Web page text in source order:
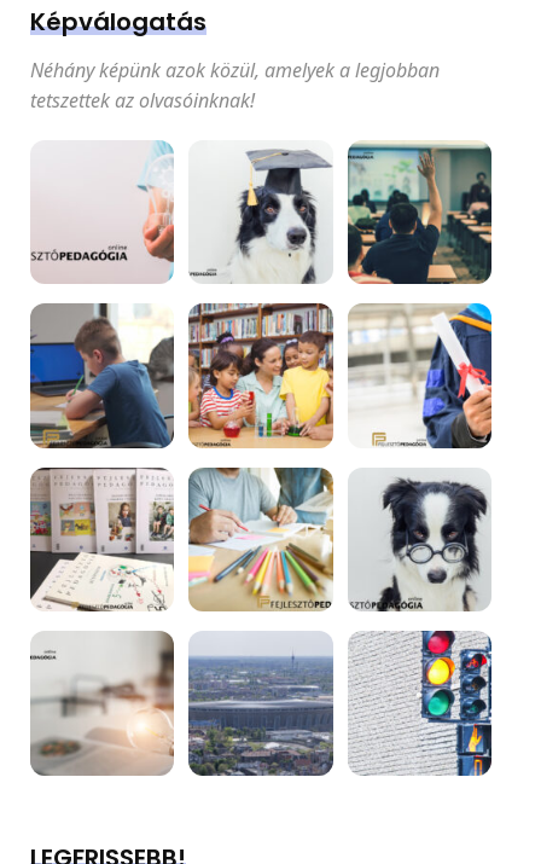
Képválogatás
Néhány képünk azok közül, amelyek a legjobban
tetszettek az olvasóinknak!